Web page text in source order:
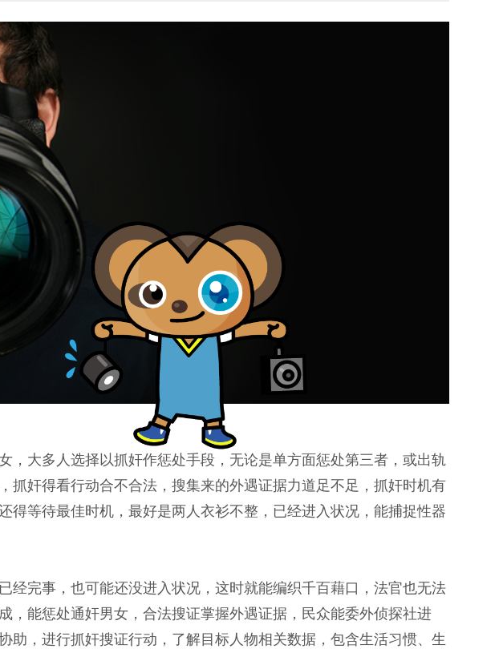
大多人选择以抓奸作惩处手段，无论是单方面惩处第三者，或出轨
奸得看行动合不合法，搜集来的外遇证据力道足不足，抓奸时机有
等待最佳时机，最好是两人衣衫不整，已经进入状况，能捕捉性器
完事，也可能还没进入状况，这时就能编织千百藉口，法官也无法
，能惩处通奸男女，合法搜证掌握外遇证据，民众能委外侦探社进
，进行抓奸搜证行动，了解目标人物相关数据，包含生活习惯、生